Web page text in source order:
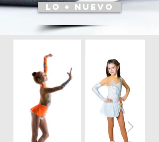
LO + NUEVO